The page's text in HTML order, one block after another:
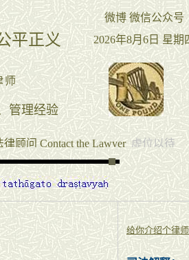
给你介绍个律师